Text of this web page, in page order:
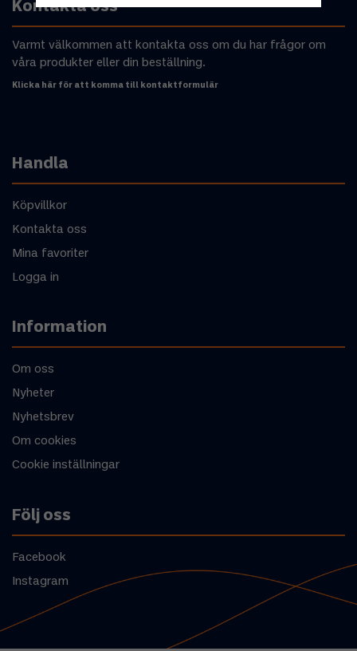
Kontakta oss
Varmt välkommen att kontakta oss om du har frågor om
våra produkter eller din beställning.
Klicka här för att komma till kontaktformulär
Handla
Köpvillkor
Kontakta oss
Mina favoriter
Logga in
Information
Om oss
Nyheter
Nyhetsbrev
Om cookies
Cookie inställningar
Följ oss
Facebook
Instagram